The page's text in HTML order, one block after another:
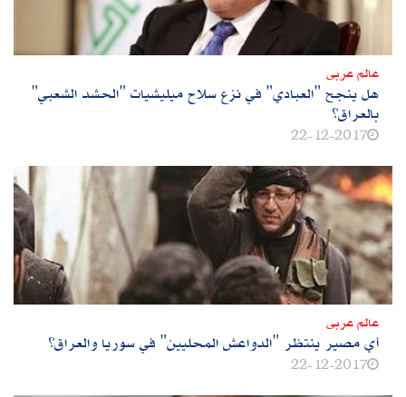
عالم عربى
هل ينجح "العبادي" في نزع سلاح ميليشيات "الحشد الشعبي"
بالعراق؟
22-12-2017
عالم عربى
أي مصير ينتظر "الدواعش المحليين" في سوريا والعراق؟
22-12-2017